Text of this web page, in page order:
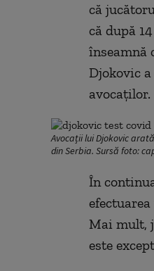
că
că după
înseamnă
Djokovic
avocaților.
Avocații lui Djokovic
din Serbia. Sursă foto:
În
Mai mult,
este